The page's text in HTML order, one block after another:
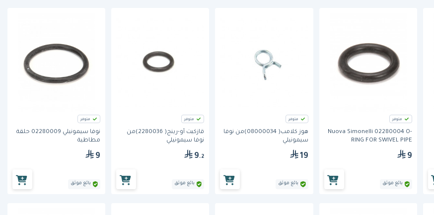
متوفر
Nuova Simonelli 02280004 O-
RING FOR SWIVEL PIPE
9
بائع موثق
متوفر
هوز كلامب( 08000034)من نوفا
سيمونيلي
19
بائع موثق
متوفر
قازكيت أو-رينج( 2280036)من
نوفا سيمونيلي
9.2
بائع موثق
متوفر
نوفا سيمونيلي 02280009 حلقة
مطاطية
9
بائع موثق